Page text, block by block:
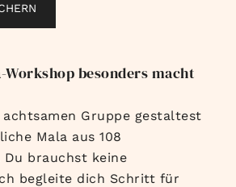
Workshop besonders macht
Gruppe gestaltest
Mala aus 108
Du brauchst keine
begleite dich Schritt für